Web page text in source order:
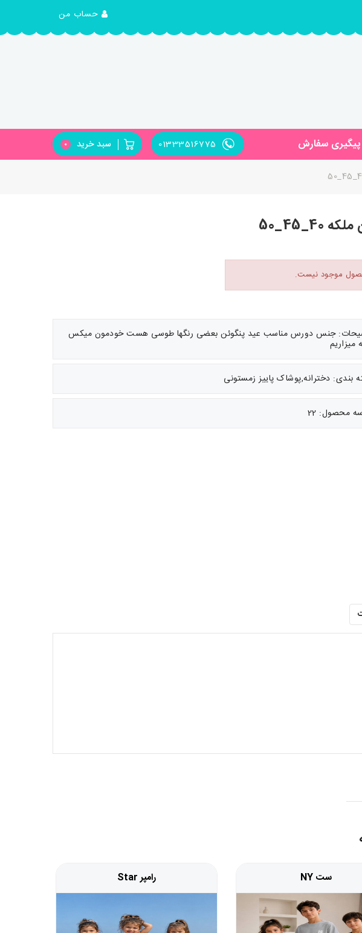
حساب من
پیگیری سفارش سبد خرید 0 01333516775
40_45_50
موجود نیست.
جنس دورس مناسب عید پنگوئن بعضی رنگها طوسی هست خودمون میکس
میزاریم
بندی: دخترانه,پوشاک پاییز زمستونی
محصول: 22
ست NY رامپر Star